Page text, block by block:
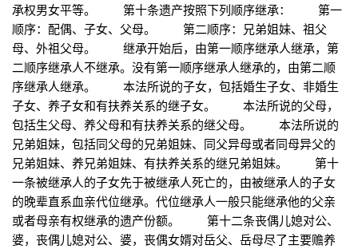
承权男女平等。 第十条遗产按照下列顺序继承： 第一
顺序：配偶、子女、父母。 第二顺序：兄弟姐妹、祖父
母、外祖父母。 继承开始后，由第一顺序继承人继承，第
二顺序继承人不继承。没有第一顺序继承人继承的，由第二顺
序继承人继承。 本法所说的子女，包括婚生子女、非婚生
子女、养子女和有扶养关系的继子女。 本法所说的父母，
包括生父母、养父母和有扶养关系的继父母。 本法所说的
兄弟姐妹，包括同父母的兄弟姐妹、同父异母或者同母异父的
兄弟姐妹、养兄弟姐妹、有扶养关系的继兄弟姐妹。 第十
一条被继承人的子女先于被继承人死亡的，由被继承人的子女
的晚辈直系血亲代位继承。代位继承人一般只能继承他的父亲
或者母亲有权继承的遗产份额。 第十二条丧偶儿媳对公、
婆，丧偶儿媳对公、婆，丧偶女婿对岳父、岳母尽了主要赡养